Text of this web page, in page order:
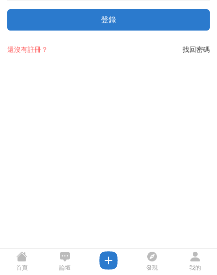
登錄
找回密碼
還沒有註冊？
首頁 論壇 發現 我的